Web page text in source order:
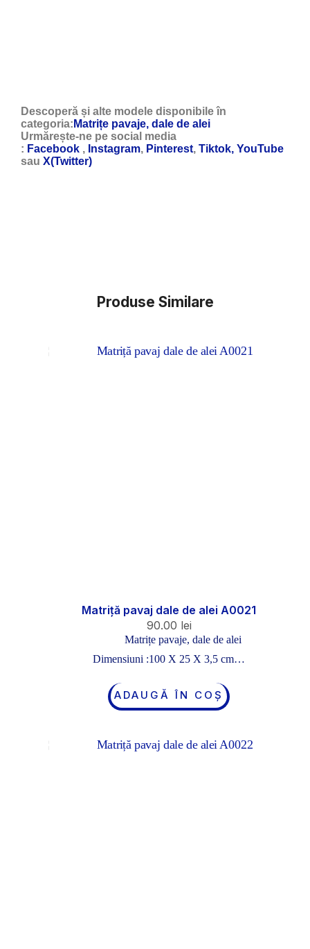
Descoperă și alte modele disponibile în
categoria: Matrițe pavaje, dale de alei
Urmărește-ne pe social media
: Facebook , Instagram, Pinterest, Tiktok, YouTube
sau X(Twitter)
Produse Similare
Matriță pavaj dale de alei A0021
90.00 lei
Matrițe pavaje, dale de alei
Dimensiuni :100 X 25 X 3,5 cm…
ADAUGĂ ÎN COȘ